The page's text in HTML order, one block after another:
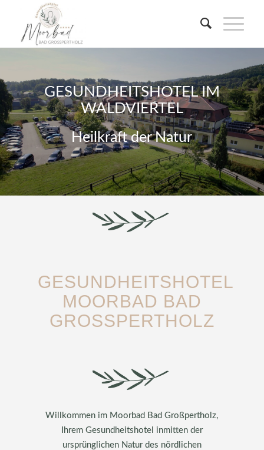
GESUNDHEITSHOTEL IM
WALDVIERTEL
Heilkraft der Natur
GESUNDHEITSHOTEL
MOORBAD BAD
GROSSPERTHOLZ
Willkommen im Moorbad Bad Großpertholz,
Ihrem Gesundheitshotel inmitten der
ursprünglichen Natur des nördlichen